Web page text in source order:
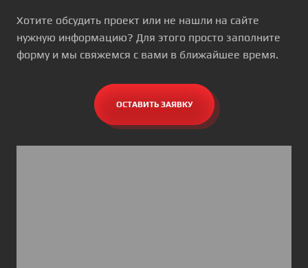
Хотите обсудить проект или не нашли на сайте
нужную информацию? Для этого просто заполните
форму и мы свяжемся с вами в ближайшее время.
ОСТАВИТЬ ЗАЯВКУ